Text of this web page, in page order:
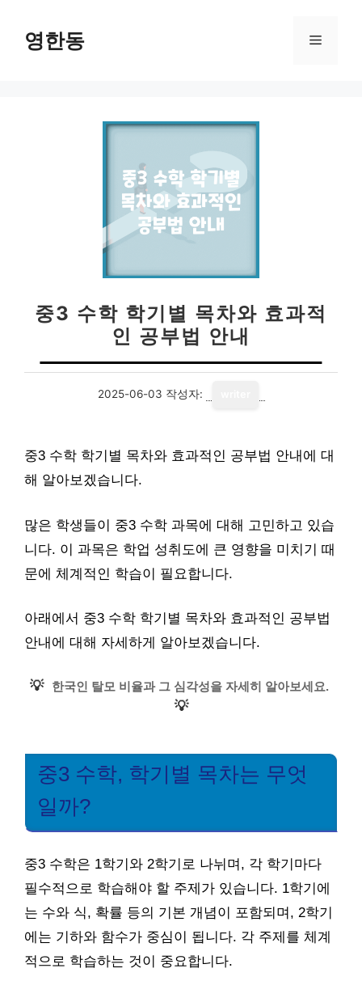
영한동 메
중3 수학 학기별 목차와 효과적
인 공부법 안내
2025-06-03 작성자:
중3 수학 학기별 목차와 효과적인 공부법 안내에 대
해 알아보겠습니다.
많은 학생들이 중3 수학 과목에 대해 고민하고 있습
니다. 이 과목은 학업 성취도에 큰 영향을 미치기 때
문에 체계적인 학습이 필요합니다.
아래에서 중3 수학 학기별 목차와 효과적인 공부법
안내에 대해 자세하게 알아보겠습니다.
💡 한국인 탈모 비율과 그 심각성을 자세히 알아보세요.
💡
중3 수학, 학기별 목차는 무엇
일까?
중3 수학은 1학기와 2학기로 나뉘며, 각 학기마다
필수적으로 학습해야 할 주제가 있습니다. 1학기에
는 수와 식, 확률 등의 기본 개념이 포함되며, 2학기
에는 기하와 함수가 중심이 됩니다. 각 주제를 체계
적으로 학습하는 것이 중요합니다.